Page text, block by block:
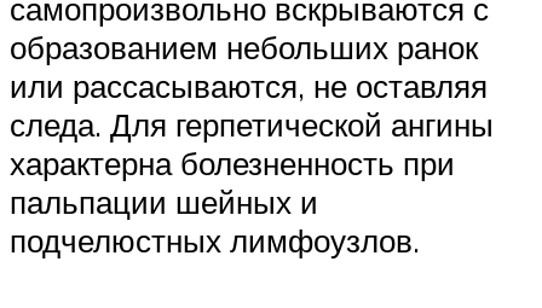
самопроизвольно вскрываются с
образованием небольших ранок
или рассасываются, не оставляя
следа. Для герпетической ангины
характерна болезненность при
пальпации шейных и
подчелюстных лимфоузлов.